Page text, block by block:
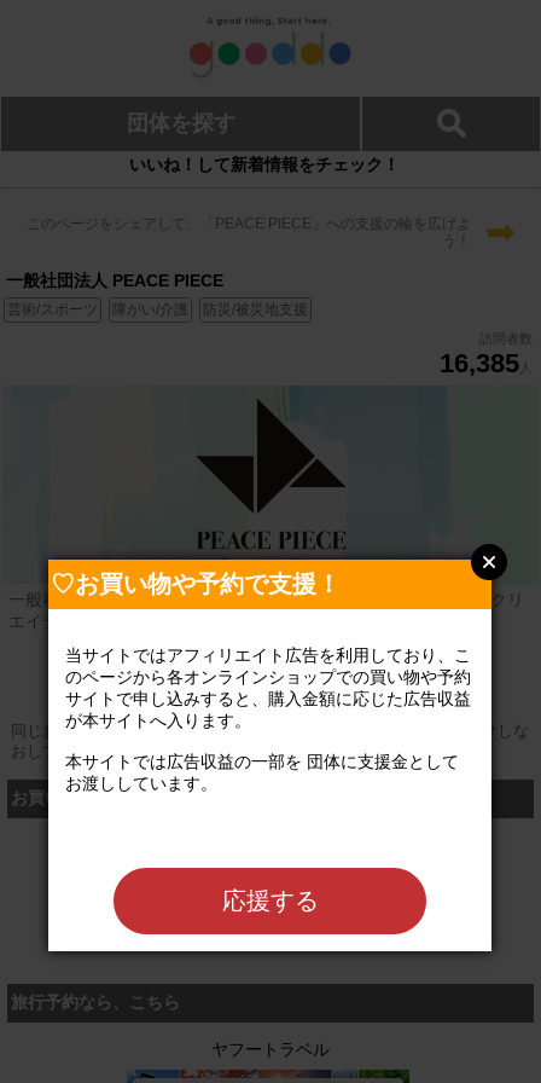
団体を探す
いいね！して新着情報をチェック！
このページをシェアして、「PEACE PIECE」への支援の輪を広げよ
う！
➡
一般社団法人 PEACE PIECE
芸術/スポーツ 障がい/介護 防災/被災地支援
訪問者数
16,385 人
一般社団法人PEACE PIECEは、アート・デザイン・音楽などのクリ
エイティブの力を用いた社会貢献活動を行う団体です。
公式サイト
同じお買い物やお申し込みを複数回行う場合は、そのたびにクリックしな
おしてください
お買い物するなら、こちら
旅行予約なら、こちら
ヤフートラベル
♡お買い物や予約で支援！
当サイトではアフィリエイト広告を利用しており、こ
のページから各オンラインショップでの買い物や予約
サイトで申し込みすると、購入金額に応じた広告収益
が本サイトへ入ります。
本サイトでは広告収益の一部を 団体に支援金として
お渡ししています。
応援する